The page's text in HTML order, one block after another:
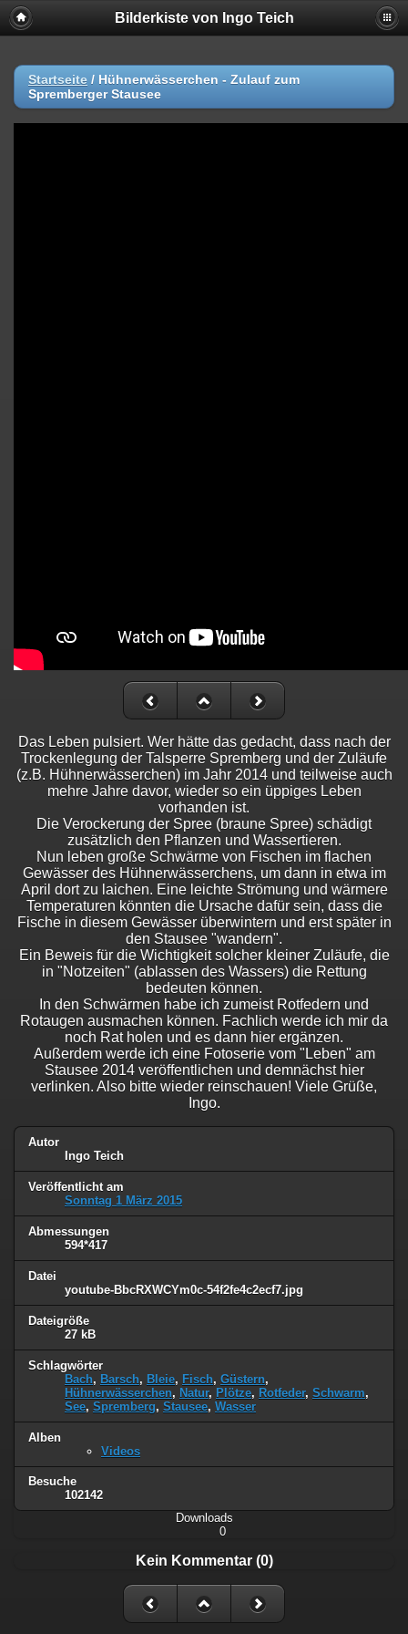
Bilderkiste von Ingo Teich
Startseite / Hühnerwässerchen - Zulauf zum
Spremberger Stausee
Das Leben pulsiert. Wer hätte das gedacht, dass nach der
Trockenlegung der Talsperre Spremberg und der Zuläufe
(z.B. Hühnerwässerchen) im Jahr 2014 und teilweise auch
mehre Jahre davor, wieder so ein üppiges Leben
vorhanden ist.
Die Verockerung der Spree (braune Spree) schädigt
zusätzlich den Pflanzen und Wassertieren.
Nun leben große Schwärme von Fischen im flachen
Gewässer des Hühnerwässerchens, um dann in etwa im
April dort zu laichen. Eine leichte Strömung und wärmere
Temperaturen könnten die Ursache dafür sein, dass die
Fische in diesem Gewässer überwintern und erst später in
den Stausee "wandern".
Ein Beweis für die Wichtigkeit solcher kleiner Zuläufe, die
in "Notzeiten" (ablassen des Wassers) die Rettung
bedeuten können.
In den Schwärmen habe ich zumeist Rotfedern und
Rotaugen ausmachen können. Fachlich werde ich mir da
noch Rat holen und es dann hier ergänzen.
Außerdem werde ich eine Fotoserie vom "Leben" am
Stausee 2014 veröffentlichen und demnächst hier
verlinken. Also bitte wieder reinschauen! Viele Grüße,
Ingo.
Autor
Ingo Teich
Veröffentlicht am
Sonntag 1 März 2015
Abmessungen
594*417
Datei
youtube-BbcRXWCYm0c-54f2fe4c2ecf7.jpg
Dateigröße
27 kB
Schlagwörter
Bach, Barsch, Bleie, Fisch, Güstern,
Hühnerwässerchen, Natur, Plötze, Rotfeder, Schwarm,
See, Spremberg, Stausee, Wasser
Alben
Videos
Besuche
102142
Downloads
0
Kein Kommentar (0)